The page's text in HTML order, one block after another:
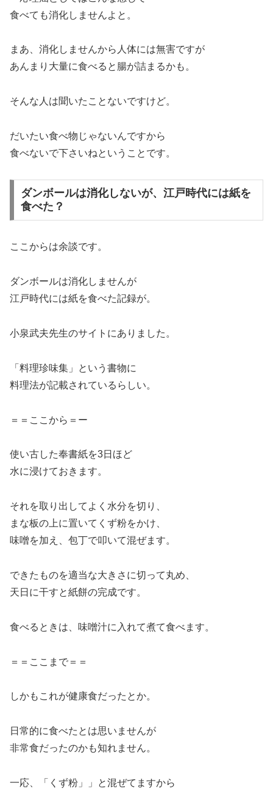
食べても消化しませんよと。
まあ、消化しませんから人体には無害ですが
あんまり大量に食べると腸が詰まるかも。
そんな人は聞いたことないですけど。
だいたい食べ物じゃないんですから
食べないで下さいねということです。
ダンボールは消化しないが、江戸時代には紙を
食べた？
ここからは余談です。
ダンボールは消化しませんが
江戸時代には紙を食べた記録が。
小泉武夫先生のサイトにありました。
「料理珍味集」という書物に
料理法が記載されているらしい。
＝＝ここから＝ー
使い古した奉書紙を3日ほど
水に浸けておきます。
それを取り出してよく水分を切り、
まな板の上に置いてくず粉をかけ、
味噌を加え、包丁で叩いて混ぜます。
できたものを適当な大きさに切って丸め、
天日に干すと紙餅の完成です。
食べるときは、味噌汁に入れて煮て食べます。
＝＝ここまで＝＝
しかもこれが健康食だったとか。
日常的に食べたとは思いませんが
非常食だったのかも知れません。
一応、「くず粉」」と混ぜてますから